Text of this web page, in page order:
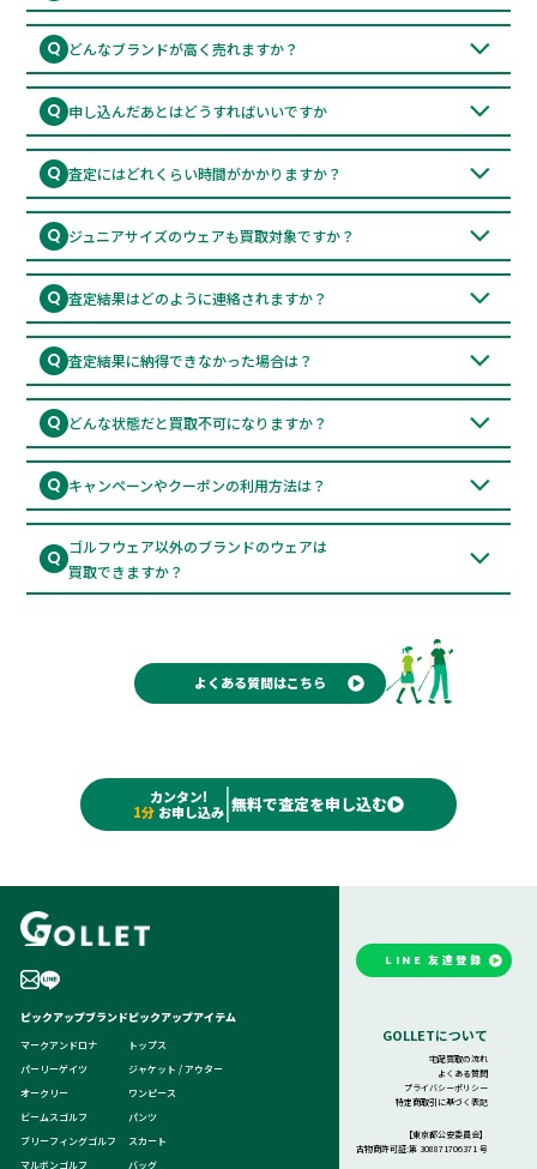
A お申し込みは合計5点以上から承っております。
トップス・パンツ・小物などどのような組み合わせでもOKで
Q どんなブランドが高く売れますか？
A パーリーゲイツ、マークアンドロナ、ラフアンドスウェルなどの
人気ブランドは高額査定対象です。「取扱いブランド一覧」をご
Q 申し込んだあとはどうすればいいですか
A 買取キットご注文の場合
届いたキットにお品物と申込書を入れて着払いでお送りくださ
い。
買取キットなしの場合
お手持ちのダンボールに品物を入れて申込書を印刷し、同梱して
着払いでお送りください。
Q 査定にはどれくらい時間がかかりますか？
A お荷物到着後、最短で即日～3営業日以内に査定結果をご連絡い
たします。（繁忙期を除く）
Q ジュニアサイズのウェアも買取対象ですか？
A 恐れ入りますが、キッズ・ジュニアサイズは対象外となっており
ます。
Q 査定結果はどのように連絡されますか？
A メールにて、1点ずつ明細付きでご連絡いたします。
Q 査定結果に納得できなかった場合は？
A キャンセル可能です。その場合も返送料はGOLLETが負担いたし
ますのでご安心ください。
ります。
Q どんな状態だと買取不可になりますか？
A 破れ・強い汚れ・タバコ臭・経年劣化が著しいものは買取不可と
なる場合がございます。LINE査定で写真をお送り頂ければ事前に
Q キャンペーンやクーポンの利用方法は？
A お申し込みフォーム内の【合言葉】欄に、LINE登録特典などのク
ーポンコードをご記入ください。自動で査定額に10%上乗せされ
ます。
Q ゴルフウェア以外のブランドのウェアは
買取できますか？
A はい、一部のゴルフブランド以外のアパレルもお買取対象となり
はお値段がつかない場合もございます。お買取対象かどうかご不
明な場合は、お気軽にお問い合わせください。
よくある質問はこちら
カンタン!
1分 お申し込み 無料で査定を申し込む
ピックアップブランド
マークアンドロナ
パーリーゲイツ
オークリー
ビームスゴルフ
ブリーフィングゴルフ
マルボンゴルフ
ピックアップアイテム
トップス
ジャケット / アウター
ワンピース
パンツ
スカート
バッグ
LINE 友達登録
GOLLETについて
宅配買取の流れ
よくある質問
プライバシーポリシー
特定商取引に基づく表記
【東京都公安委員会】
古物商許可証:第 308871706371 号